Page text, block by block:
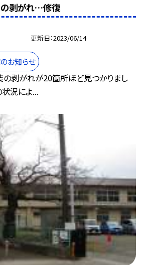
剥がれ…修復
更新日 2023/06/14
お知らせ
剥がれが20箇所ほど見つかりまし
況によ...